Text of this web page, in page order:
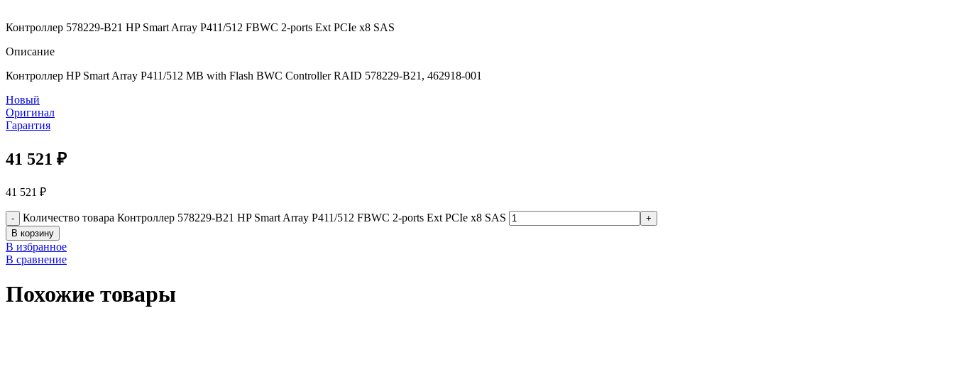
Контроллер 578229-B21 HP Smart Array P411/512 FBWC 2-ports Ext PCIe x8 SAS
Описание
Контроллер HP Smart Array P411/512 MB with Flash BWC Controller RAID 578229-B21, 462918-001
Новый
Оригинал
Гарантия
41 521 ₽
41 521 ₽
Количество товара Контроллер 578229-B21 HP Smart Array P411/512 FBWC 2-ports Ext PCIe x8 SAS
В корзину
В избранное
В сравнение
Похожие товары